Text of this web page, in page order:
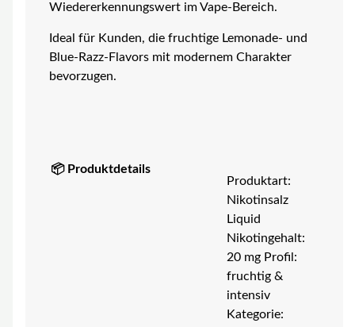
Wiedererkennungswert im Vape-Bereich.
Ideal für Kunden, die fruchtige Lemonade- und
Blue-Razz-Flavors mit modernem Charakter
bevorzugen.
📦 Produktdetails
Produktart:
Nikotinsalz
Liquid
Nikotingehalt:
20 mg Profil:
fruchtig &
intensiv
Kategorie: